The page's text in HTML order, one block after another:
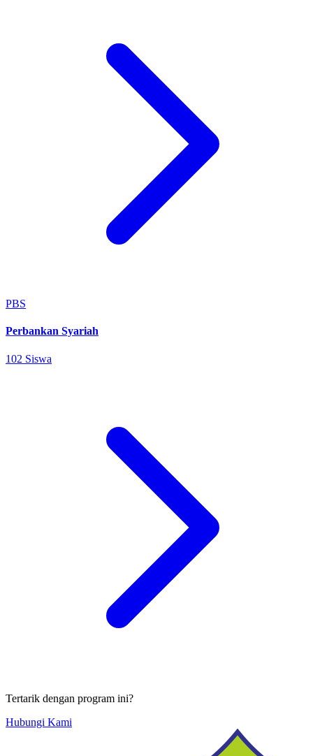
PBS
Perbankan Syariah
102 Siswa
Tertarik dengan program ini?
Hubungi Kami